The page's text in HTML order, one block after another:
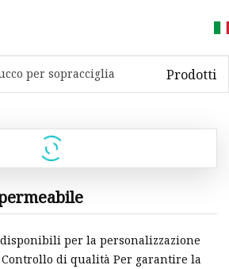
per sopracciglia Prodotti
per la personalizzazione
Controllo di qualità Per garantire la